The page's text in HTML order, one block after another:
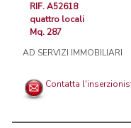
RIF. A52618
quattro locali
Mq. 287
AD SERVIZI IMMOBILIARI
Contatta